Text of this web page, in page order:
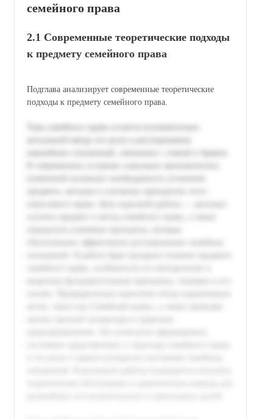
семейного права
2.1 Современные теоретические подходы
к предмету семейного права
Подглава анализирует современные теоретические
подходы к предмету семейного права.